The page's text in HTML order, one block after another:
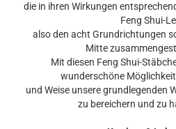
die in ihren Wirkungen
Feng Shui-
also den acht Grundrichtungen
Mitte
Mit diesen Feng Shui-
wunderschöne
und Weise unsere grundlegenden
zu bereichern und zu